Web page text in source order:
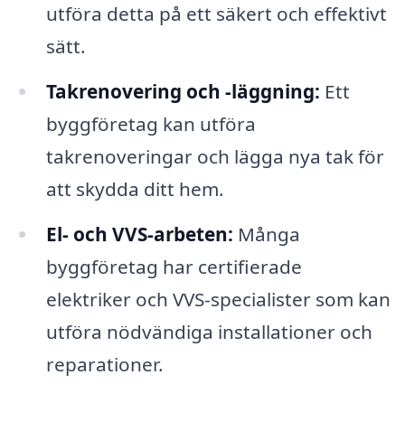
utföra detta på ett säkert och effektivt
sätt.
Takrenovering och -läggning: Ett
byggföretag kan utföra
takrenoveringar och lägga nya tak för
att skydda ditt hem.
El- och VVS-arbeten: Många
byggföretag har certifierade
elektriker och VVS-specialister som kan
utföra nödvändiga installationer och
reparationer.